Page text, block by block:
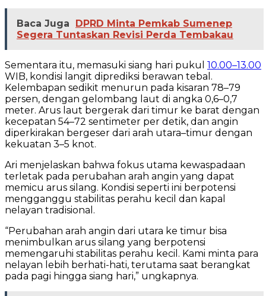
Baca Juga
DPRD Minta Pemkab Sumenep
Segera Tuntaskan Revisi Perda Tembakau
Sementara itu, memasuki siang hari pukul 10.00–13.00
WIB, kondisi langit diprediksi berawan tebal.
Kelembapan sedikit menurun pada kisaran 78–79
persen, dengan gelombang laut di angka 0,6–0,7
meter. Arus laut bergerak dari timur ke barat dengan
kecepatan 54–72 sentimeter per detik, dan angin
diperkirakan bergeser dari arah utara–timur dengan
kekuatan 3–5 knot.
Ari menjelaskan bahwa fokus utama kewaspadaan
terletak pada perubahan arah angin yang dapat
memicu arus silang. Kondisi seperti ini berpotensi
mengganggu stabilitas perahu kecil dan kapal
nelayan tradisional.
“Perubahan arah angin dari utara ke timur bisa
menimbulkan arus silang yang berpotensi
memengaruhi stabilitas perahu kecil. Kami minta para
nelayan lebih berhati-hati, terutama saat berangkat
pada pagi hingga siang hari,” ungkapnya.